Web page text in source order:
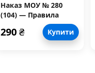
Наказ МОУ № 280
(104) — Правила
фінансового
забезпечення
290₴ Купити